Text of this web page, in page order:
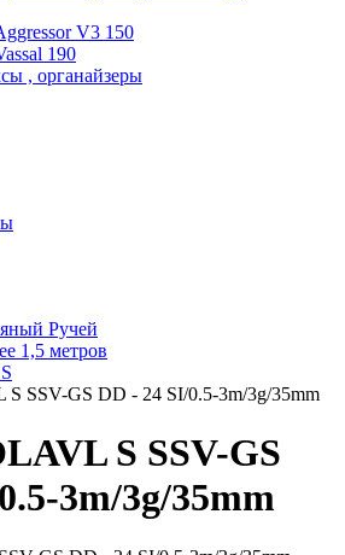
V3 150
190
, органайзеры
Ручей
1,5 метров
SSV-GS DD - 24 SI/0.5-3m/3g/35mm
S SSV-GS
3m/3g/35mm